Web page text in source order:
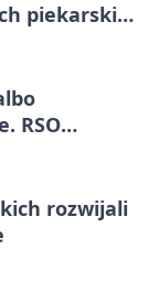
piekarskich
RSO
rozwijali